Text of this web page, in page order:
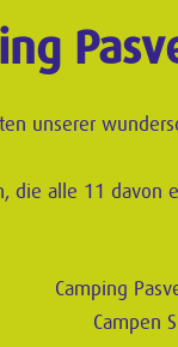
unserer
die alle 11 davon
Camping
Campen